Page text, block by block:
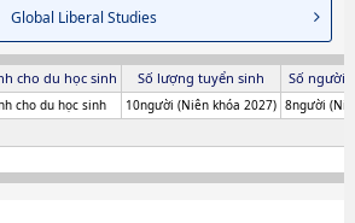
Global Liberal Studies
cho du học sinh Số lượng tuyển sinh Số người
cho du học sinh 10người (Niên khóa 2027) 8người